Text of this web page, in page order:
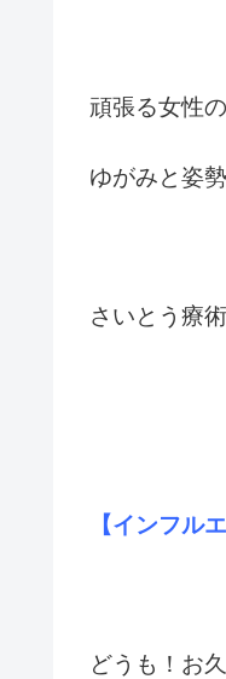
頑張る女性の
ゆがみと姿
さいとう療
【インフル
どうも！お